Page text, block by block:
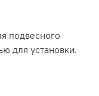
подвесного
для установки.